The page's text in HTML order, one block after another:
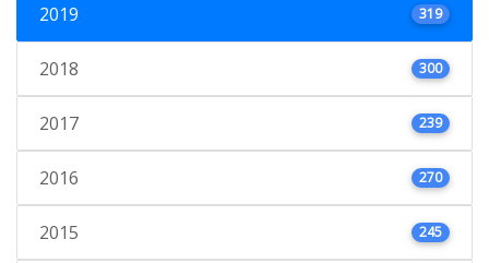
2019 319
2018 300
2017 239
2016 270
2015 245